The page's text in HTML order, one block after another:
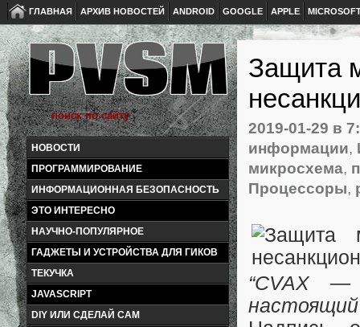
ГЛАВНАЯ АРХИВ НОВОСТЕЙ ANDROID GOOGLE APPLE
НОВОСТИ
ПРОГРАММИРОВАНИЕ
ИНФОРМАЦИОННАЯ БЕЗОПАСНОСТЬ
ЭТО ИНТЕРЕСНО
НАУЧНО-ПОПУЛЯРНОЕ
ГАДЖЕТЫ И УСТРОЙСТВА ДЛЯ ГИКОВ
ТЕКУЧКА
JAVASCRIPT
DIY ИЛИ СДЕЛАЙ САМ
Защита
2019-01-29 в
информации,
микросхема,
Процессоры,
“CVAX —
настоящий